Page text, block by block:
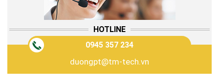
HOTLINE
0945 357 234
duongpt@tm-tech.vn